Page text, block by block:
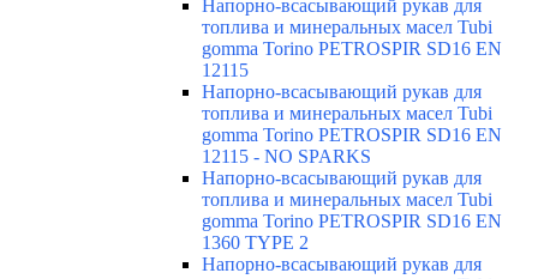
Напорно-всасывающий рукав для
топлива и минеральных масел Tubi
gomma Torino PETROSPIR SD16 EN
12115
Напорно-всасывающий рукав для
топлива и минеральных масел Tubi
gomma Torino PETROSPIR SD16 EN
12115 - NO SPARKS
Напорно-всасывающий рукав для
топлива и минеральных масел Tubi
gomma Torino PETROSPIR SD16 EN
1360 TYPE 2
Напорно-всасывающий рукав для